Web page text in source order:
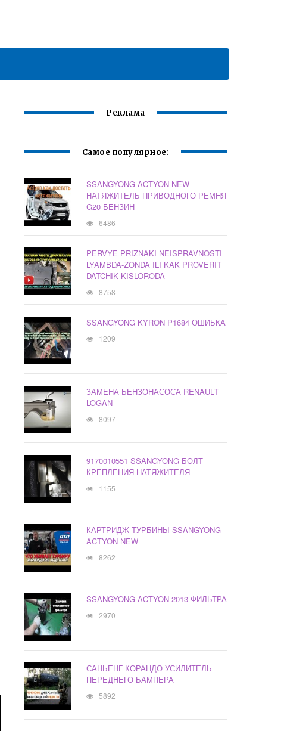
Реклама
Самое популярное:
SSANGYONG ACTYON NEW
НАТЯЖИТЕЛЬ ПРИВОДНОГО РЕМНЯ
G20 БЕНЗИН
6486
PERVYE PRIZNAKI NEISPRAVNOSTI
LYAMBDA-ZONDA ILI KAK PROVERIT
DATCHIK KISLORODA
8758
SSANGYONG KYRON P1684 ОШИБКА
1209
ЗАМЕНА БЕНЗОНАСОСА RENAULT
LOGAN
8097
9170010551 SSANGYONG БОЛТ
КРЕПЛЕНИЯ НАТЯЖИТЕЛЯ
1155
КАРТРИДЖ ТУРБИНЫ SSANGYONG
ACTYON NEW
8262
SSANGYONG ACTYON 2013 ФИЛЬТРА
2970
САНЬЕНГ КОРАНДО УСИЛИТЕЛЬ
ПЕРЕДНЕГО БАМПЕРА
5892